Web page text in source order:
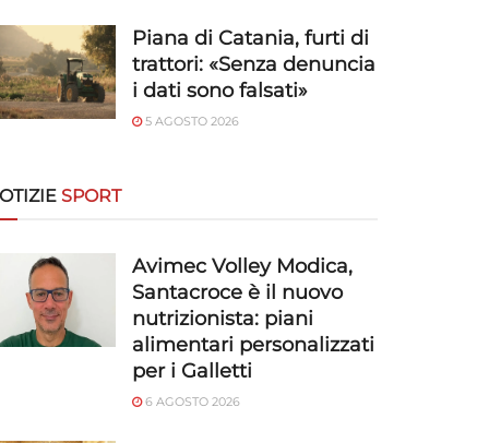
Piana di Catania, furti di
trattori: «Senza denuncia
i dati sono falsati»
5 AGOSTO 2026
SPORT
Avimec Volley Modica,
Santacroce è il nuovo
nutrizionista: piani
alimentari personalizzati
per i Galletti
6 AGOSTO 2026